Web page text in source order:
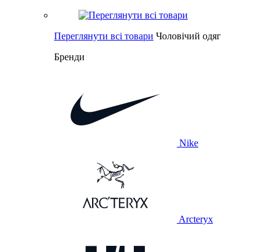
Переглянути всі товари Чоловічий одяг
Бренди
Nike
Arcteryx